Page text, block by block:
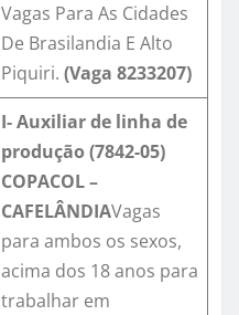
Vagas Para As Cidades
De Brasilandia E Alto
Piquiri. (Vaga 8233207)
I- Auxiliar de linha de
produção (7842-05)
COPACOL –
CAFELÂNDIAVagas
para ambos os sexos,
acima dos 18 anos para
trabalhar em